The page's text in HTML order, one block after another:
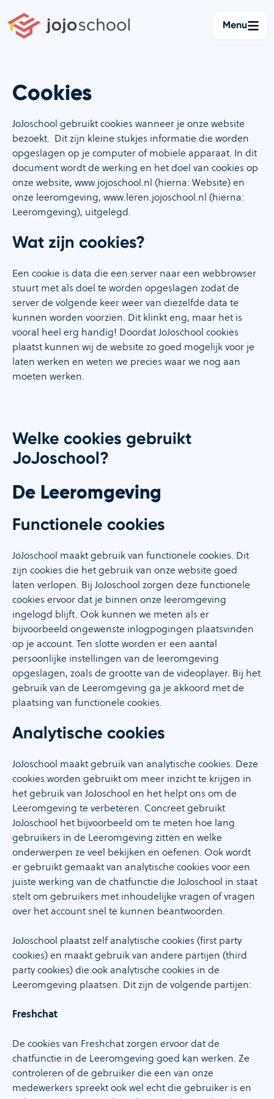
naar
Menu
Cookies
JoJoschool gebruikt cookies wanneer je onze website
bezoekt. Dit zijn kleine stukjes informatie die worden
opgeslagen op je computer of mobiele apparaat. In dit
document wordt de werking en het doel van cookies op
onze website, www.jojoschool.nl (hierna: Website) en
onze leeromgeving, www.leren.jojoschool.nl (hierna:
Leeromgeving), uitgelegd.
Wat zijn cookies?
Een cookie is data die een server naar een webbrowser
stuurt met als doel te worden opgeslagen zodat de
server de volgende keer weer van diezelfde data te
kunnen worden voorzien. Dit klinkt eng, maar het is
vooral heel erg handig! Doordat JoJoschool cookies
plaatst kunnen wij de website zo goed mogelijk voor je
laten werken en weten we precies waar we nog aan
moeten werken.
Welke cookies gebruikt
JoJoschool?
De Leeromgeving
Functionele cookies
JoJoschool maakt gebruik van functionele cookies. Dit
zijn cookies die het gebruik van onze website goed
laten verlopen. Bij JoJoschool zorgen deze functionele
cookies ervoor dat je binnen onze leeromgeving
ingelogd blijft. Ook kunnen we meten als er
bijvoorbeeld ongewenste inlogpogingen plaatsvinden
op je account. Ten slotte worden er een aantal
persoonlijke instellingen van de leeromgeving
opgeslagen, zoals de grootte van de videoplayer. Bij het
gebruik van de Leeromgeving ga je akkoord met de
plaatsing van functionele cookies.
Analytische cookies
JoJoschool maakt gebruik van analytische cookies. Deze
cookies worden gebruikt om meer inzicht te krijgen in
het gebruik van JoJoschool en het helpt ons om de
Leeromgeving te verbeteren. Concreet gebruikt
JoJoschool het bijvoorbeeld om te meten hoe lang
gebruikers in de Leeromgeving zitten en welke
onderwerpen ze veel bekijken en oefenen. Ook wordt
er gebruikt gemaakt van analytische cookies voor een
juiste werking van de chatfunctie die JoJoschool in staat
stelt om gebruikers met inhoudelijke vragen of vragen
over het account snel te kunnen beantwoorden.
JoJoschool plaatst zelf analytische cookies (first party
cookies) en maakt gebruik van andere partijen (third
party cookies) die ook analytische cookies in de
Leeromgeving plaatsen. Dit zijn de volgende partijen:
Freshchat
De cookies van Freshchat zorgen ervoor dat de
chatfunctie in de Leeromgeving goed kan werken. Ze
controleren of de gebruiker die een van onze
medewerkers spreekt ook wel echt die gebruiker is en